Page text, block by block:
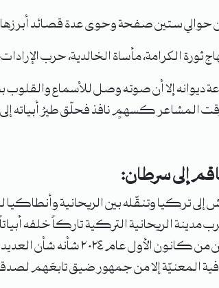
حوالي ستين صفحة وحوى عدة قصائد
ثورة الكرامة، مأساة الخالدية، حرب
إلا أن صوته وصل للأسماع والقلوب
المشاعر كسهمٍ نافذ فحلّق طيرُ
إلى سرطان:
مدينة الريحانية التركية تاركاً خلفه
بالنظام في الثامن
المعنيّة إلا من جمهور ضيق تابعَهم